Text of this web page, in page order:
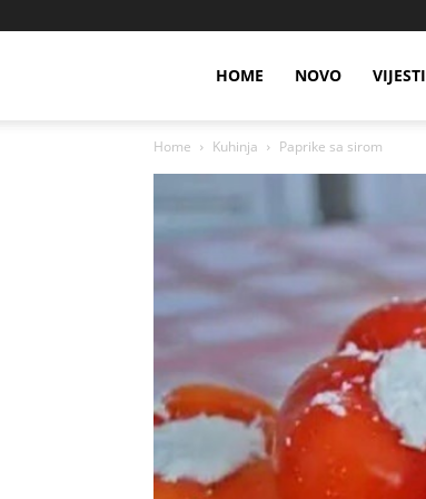
HOME NOVO VIJESTI
Home Kuhinja Paprike sa sirom